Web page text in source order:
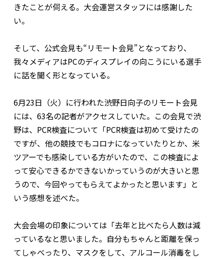
きたことが伺える。大会運営スタッフには感謝した
い。
そして、公式会見も“リモート会見”となっており、
我々メディアはPCのディスプレイの向こうにいる選手
に話を聞く形となっている。
6月23日（火）に行われた渋野日向子のリモート会見
には、63名の記者がアクセスしていた。この会見で渋
野は、PCR検査について「PCR検査は初めて受けたの
ですが、他の競技でもコロナになっていたりとか、米
ツアーでも感染している方がいたので、この検査によ
って安心できるかできないかっていうのが大きいと思
うので、今回やってもらえてよかったと思います」と
いう感想を述べた。
大会会場の印象については「去年と比べたら人数は減
っているなと思いました。自分もちゃんと距離を保っ
てしゃべったり、マスクをして、アルコール消毒をし